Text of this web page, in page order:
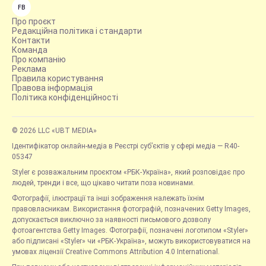
FB
Про проєкт
Редакційна політика і стандарти
Контакти
Команда
Про компанію
Реклама
Правила користування
Правова інформація
Політика конфіденційності
© 2026 LLC «UBT MEDIA»
Ідентифікатор онлайн-медіа в Реєстрі суб’єктів у сфері медіа — R40-
05347
Styler є розважальним проєктом «РБК-Україна», який розповідає про
людей, тренди і все, що цікаво читати поза новинами.
Фотографії, ілюстрації та інші зображення належать їхнім
правовласникам. Використання фотографій, позначених Getty Images,
допускається виключно за наявності письмового дозволу
фотоагентства Getty Images. Фотографії, позначені логотипом «Styler»
або підписані «Styler» чи «РБК-Україна», можуть використовуватися на
умовах ліцензії Creative Commons Attribution 4.0 International.